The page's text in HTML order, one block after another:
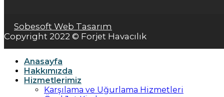
Sobesoft Web Tasarım
Copyright 2022 © Forjet Havacılık
Anasayfa
Hakkımızda
Hizmetlerimiz
Karşılama ve Uğurlama Hizmetleri